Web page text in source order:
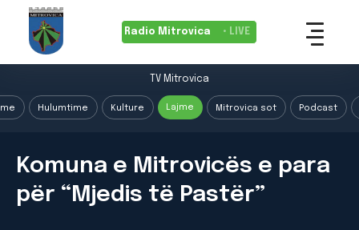
Radio Mitrovica • LIVE
TV Mitrovica
Hulumtime Kulture Lajme Mitrovica sot Podcast
Komuna e Mitrovicës e para
për “Mjedis të Pastër”